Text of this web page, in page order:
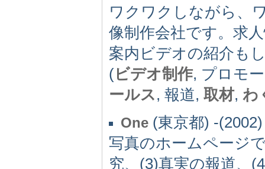
ワクワクしながら、
像制作会社です。求
案内ビデオの紹介も
(ビデオ制作, プロモ
ールス, 報道, 取材, わ
One (東京都) -(2002)
写真のホームページ
究、(3)真実の報道、